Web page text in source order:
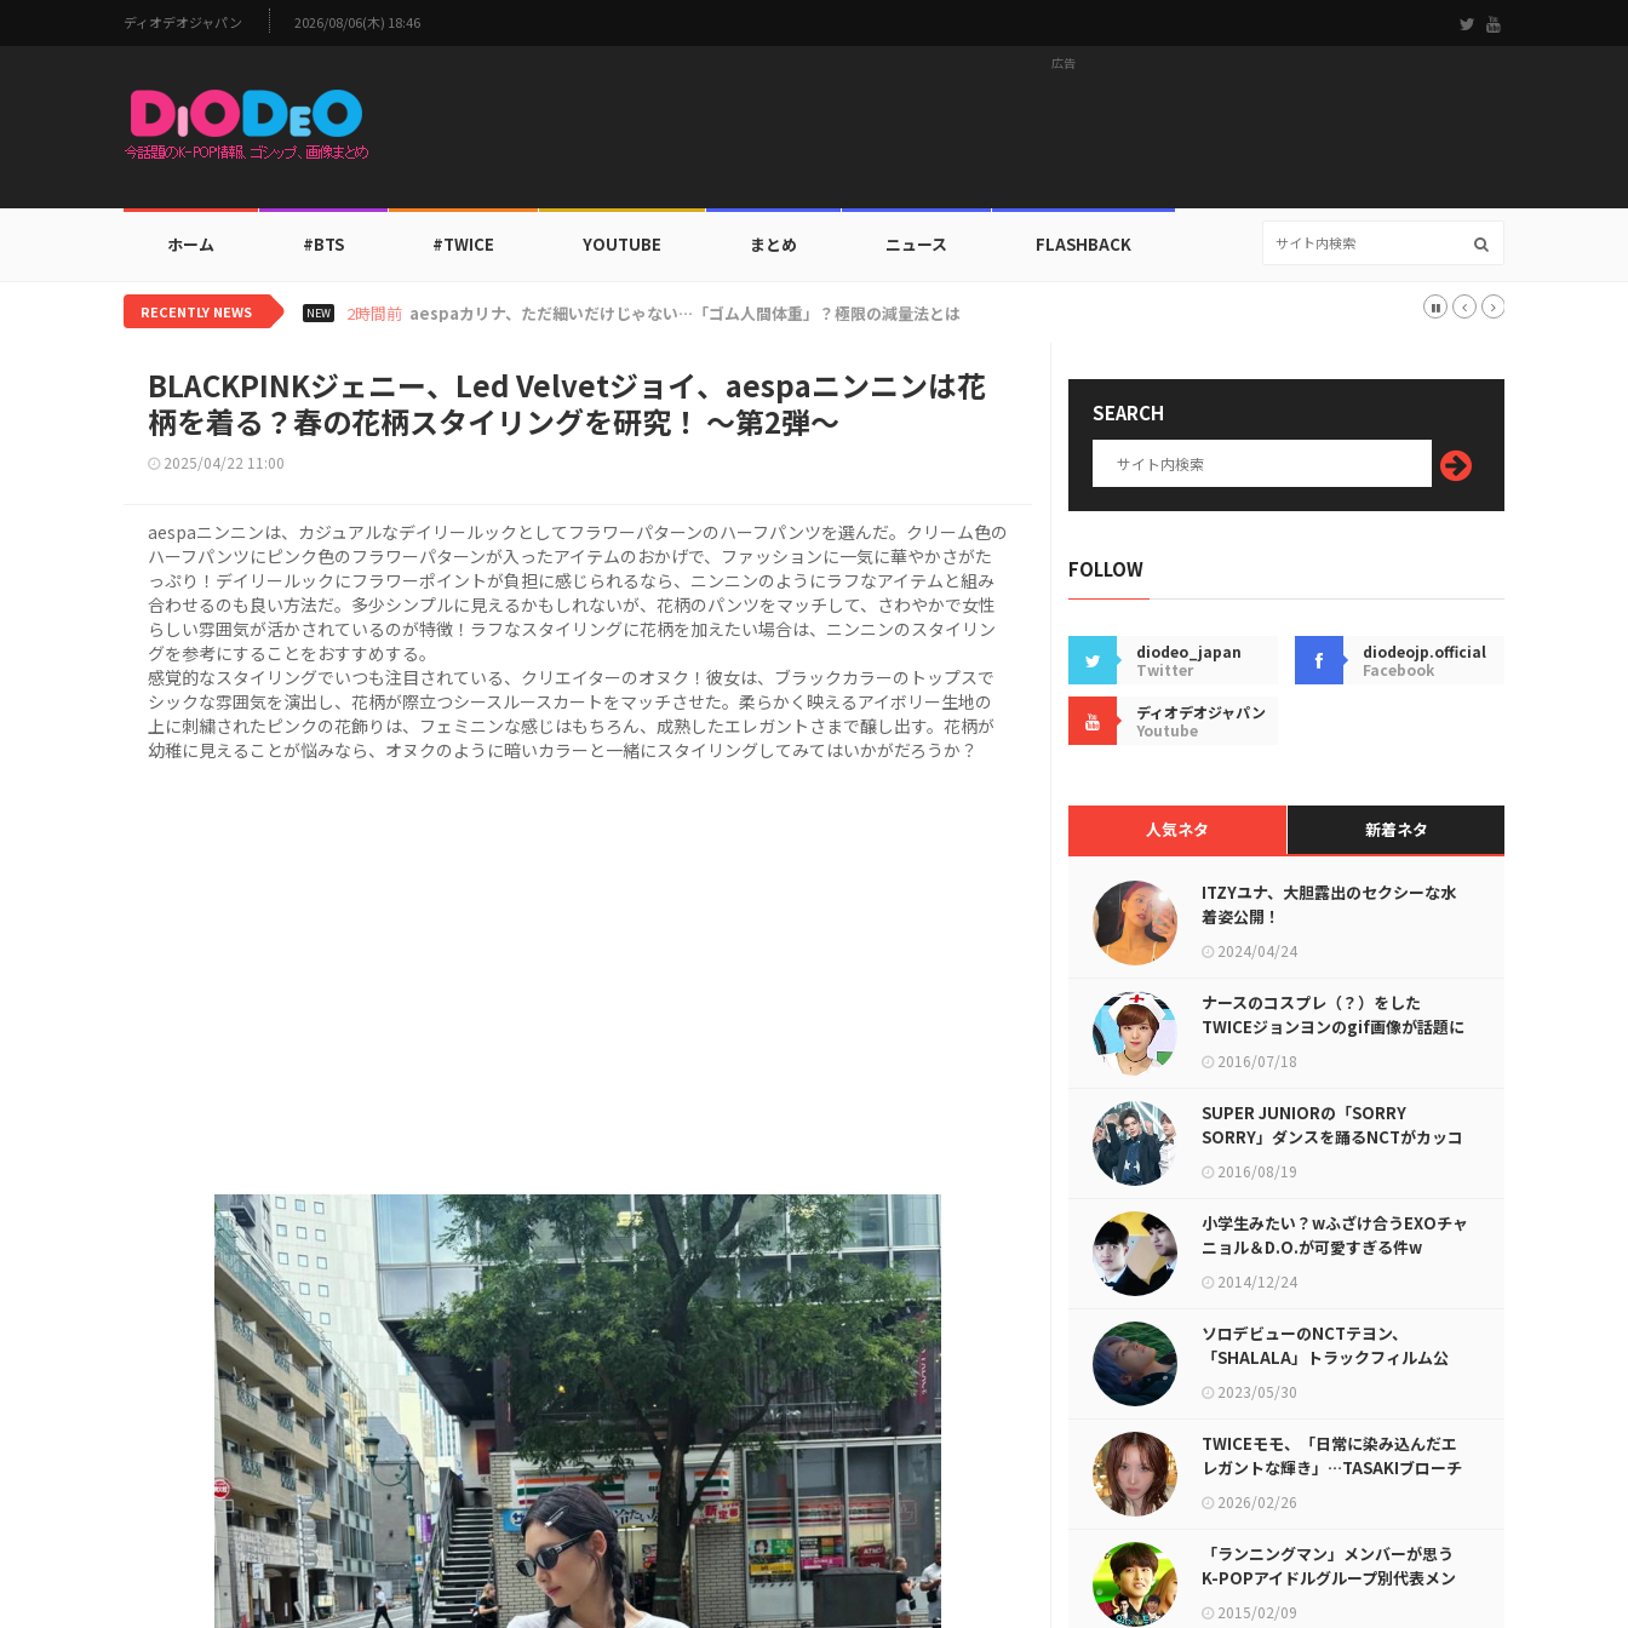
ディオデオジャパン 2026/08/06(木) 18:46
広告
ホーム #BTS #TWICE YOUTUBE まとめ ニュース FLASHBACK
RECENTLY NEWS NEW 4時間前 TWICEモモ、家族にワールドツアーの旅行費用全額サポート！22カ国・64都市以上
BLACKPINKジェニー、Led Velvetジョイ、aespaニンニンは花
柄を着る？春の花柄スタイリングを研究！ ～第2弾～
2025/04/22 11:00
aespaニンニンは、カジュアルなデイリールックとしてフラワーパターンのハーフパンツを選んだ。クリーム色の
ハーフパンツにピンク色のフラワーパターンが入ったアイテムのおかげで、ファッションに一気に華やかさがた
っぷり！デイリールックにフラワーポイントが負担に感じられるなら、ニンニンのようにラフなアイテムと組み
合わせるのも良い方法だ。多少シンプルに見えるかもしれないが、花柄のパンツをマッチして、さわやかで女性
らしい雰囲気が活かされているのが特徴！ラフなスタイリングに花柄を加えたい場合は、ニンニンのスタイリン
グを参考にすることをおすすめする。
感覚的なスタイリングでいつも注目されている、クリエイターのオヌク！彼女は、ブラックカラーのトップスで
シックな雰囲気を演出し、花柄が際立つシースルースカートをマッチさせた。柔らかく映えるアイボリー生地の
上に刺繍されたピンクの花飾りは、フェミニンな感じはもちろん、成熟したエレガントさまで醸し出す。花柄が
幼稚に見えることが悩みなら、オヌクのように暗いカラーと一緒にスタイリングしてみてはいかがだろうか？
SEARCH
FOLLOW
diodeo_japan
Twitter
diodeojp.official
Facebook
ディオデオジャパン
Youtube
人気ネタ 新着ネタ
ITZYユナ、大胆露出のセクシーな水
着姿公開！
2024/04/24
ナースのコスプレ（？）をした
TWICEジョンヨンのgif画像が話題に
2016/07/18
SUPER JUNIORの「SORRY
SORRY」ダンスを踊るNCTがカッコ
よすぎる件
2016/08/19
小学生みたい？wふざけ合うEXOチャ
ニョル＆D.O.が可愛すぎる件w
2014/12/24
ソロデビューのNCTテヨン、
「SHALALA」トラックフィルム公
開！2023/05/30
TWICEモモ、「日常に染み込んだエ
レガントな輝き」…TASAKIブローチ
でファッションにポイントを
2026/02/26
「ランニングマン」メンバーが思う
K-POPアイドルグループ別代表メン
バーが話題に
2015/02/09